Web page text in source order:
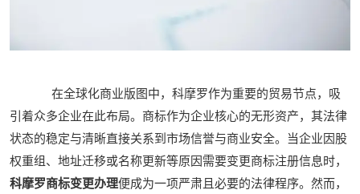
在全球化商业版图中，科摩罗作为重要的贸易节点，吸
引着众多企业在此布局。商标作为企业核心的无形资产，其法律
状态的稳定与清晰直接关系到市场信誉与商业安全。当企业因股
权重组、地址迁移或名称更新等原因需要变更商标注册信息时，
科摩罗商标变更办理便成为一项严肃且必要的法律程序。然而，